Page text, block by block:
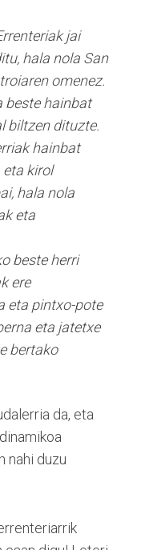
jai
hala nola San
omenez.
beste hainbat
biltzen dituzte.
hainbat
eta kirol
hala nola
eta
beste herri
ere
eta pintxo-pote
eta jatetxe
bertako
da, eta
nahi duzu